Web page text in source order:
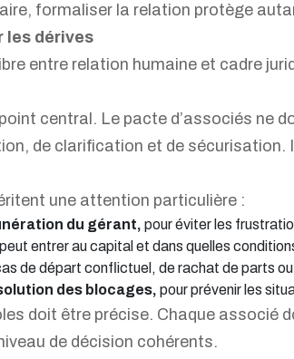
formaliser la relation protège
les dérives
entre relation humaine et cadre
central. Le pacte d’associés ne
de clarification et de
une attention particulière :
du gérant, pour éviter les
entrer au capital et dans quelles
de départ conflictuel, de rachat de parts
des blocages, pour prévenir les
doit être précise. Chaque associé
de décision cohérents.